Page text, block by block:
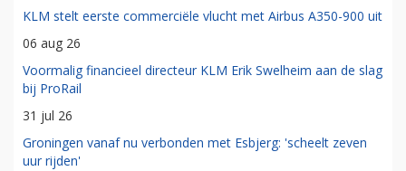
KLM stelt eerste commerciële vlucht met Airbus A350-900 uit
06 aug 26
Voormalig financieel directeur KLM Erik Swelheim aan de slag
bij ProRail
31 jul 26
Groningen vanaf nu verbonden met Esbjerg: 'scheelt zeven
uur rijden'